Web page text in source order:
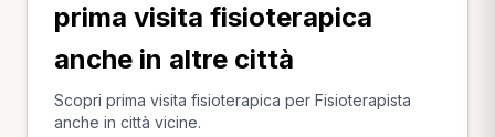
prima visita fisioterapica
anche in altre città
Scopri prima visita fisioterapica per Fisioterapista
anche in città vicine.